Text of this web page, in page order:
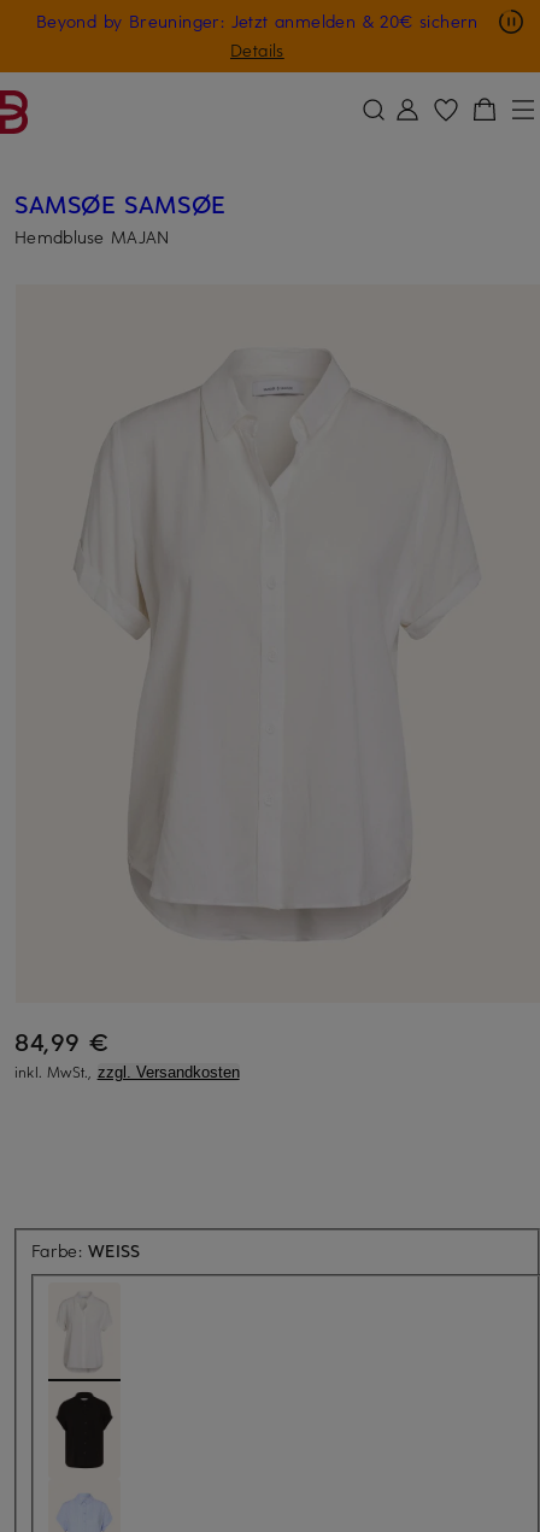
ZUM HAUPTINHALT ÜBERSPRINGEN
Beyond by Breuninger: Jetzt anmelden & 20€ sichern
Details
Nur in der App: -10 € auf digitale Geschenkkarten
GESCHENK20
SAMSØE SAMSØE
Hemdbluse MAJAN
84,99 €
inkl. MwSt., zzgl. Versandkosten
Farbe:WEISS